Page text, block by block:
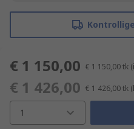
€ 1 150,00 € 1 150,00tk
€ 1 426,00 € 1 426,00tk
1